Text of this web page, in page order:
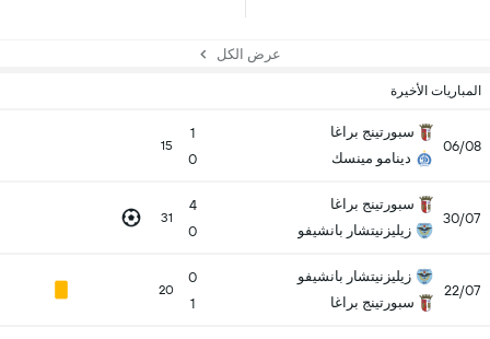
عرض الكل
المباريات الأخيرة
06/08
سبورتينج براغا
دينامو مينسك
1
0
15
30/07
سبورتينج براغا
زيليزنيتشار بانشيفو
4
0
31
22/07
زيليزنيتشار بانشيفو
سبورتينج براغا
0
1
20